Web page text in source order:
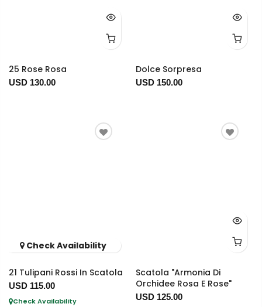
25 Rose Rosa
USD 130.00
Dolce Sorpresa
USD 150.00
Check Availability
21 Tulipani Rossi In Scatola
USD 115.00
Check Availability
Scatola "Armonia Di
Orchidee Rosa E Rose"
USD 125.00